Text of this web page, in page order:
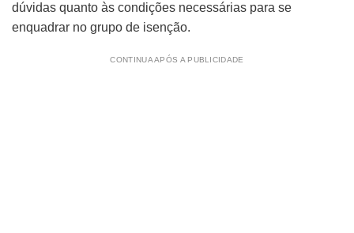
dúvidas quanto às condições necessárias para se
enquadrar no grupo de isenção.
CONTINUA APÓS A PUBLICIDADE